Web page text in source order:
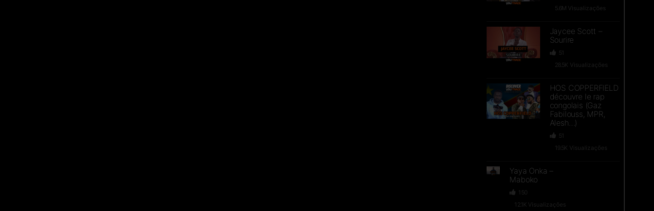
5.6M Visualizações
Jaycee Scott –
Sourire
51
28.5K Visualizações
HOS COPPERFIELD
découvre le rap
congolais (Gaz
Fabilouss, MPR,
Alesh…)
51
19.5K Visualizações
Yaya Onka –
Maboko
150
12.1K Visualizações